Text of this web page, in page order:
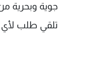
جوية وبحرية
تلقي طلب لأي